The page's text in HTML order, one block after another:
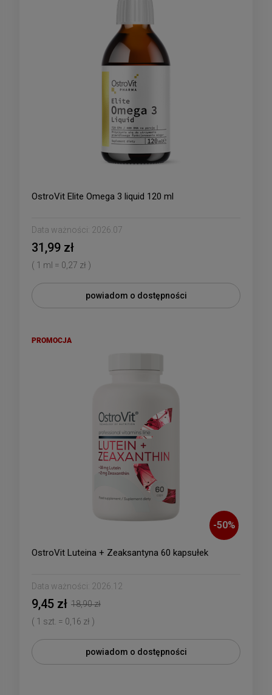
OstroVit Elite Omega 3 liquid 120 ml
Data ważności: 2026.07
31,99 zł
( 1 ml = 0,27 zł )
powiadom o dostępności
-50%
OstroVit Luteina + Zeaksantyna 60 kapsułek
Data ważności: 2026.12
9,45 zł 18,90 zł
( 1 szt. = 0,16 zł )
powiadom o dostępności
PROMOCJA